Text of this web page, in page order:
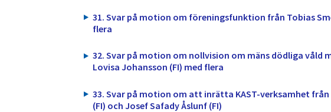
31. Svar på motion om föreningsfunktion från Tobias
flera
32. Svar på motion om nollvision om mäns dödliga våld
Lovisa Johansson (FI) med flera
33. Svar på motion om att inrätta KAST-verksamhet
(FI) och Josef Safady Åslunf (FI)